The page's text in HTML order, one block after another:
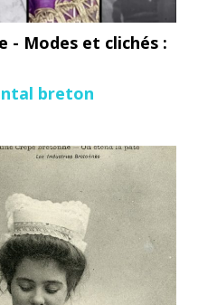
- Modes et clichés :
breton